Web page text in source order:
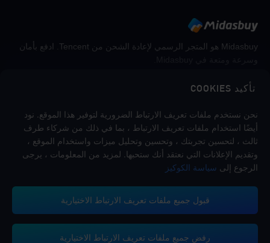
تأكيد COOKIES
نحن نستخدم ملفات تعريف الارتباط الضرورية لتوفير هذا الموقع. نود
أيضًا استخدام ملفات تعريف الارتباط ، بما في ذلك من شركاء طرف
ثالث ، لتحسين تجربتك ، وتحسين وتحليل ميزات واستخدام الموقع ،
وتقديم الإعلانات التي نعتقد أنك ستحبها. لمزيد من المعلومات ، يرجى
الرجوع إلى سياسة الكوكيز
قبول جميع ملفات تعريف الارتباط الاختيارية
رفض جميع ملفات تعريف الارتباط الاختيارية
Midasbuy هو المتجر الرسمي لإعادة الشحن من Tencent. ادفع بأمان
تدعم منصة ميداس باي طرق الدفع